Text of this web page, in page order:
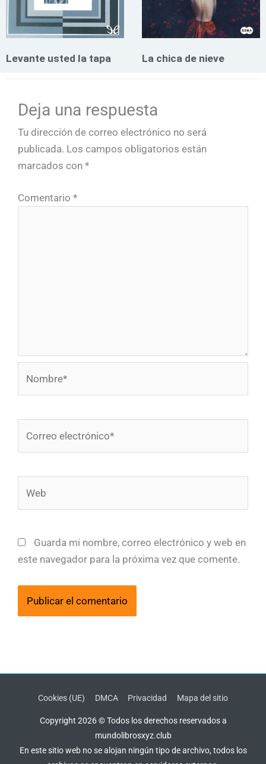
Levante usted la tapa La chica de nieve
Deja una respuesta
Tu dirección de correo electrónico no será
publicada. Los campos obligatorios están
marcados con *
Comentario *
electrónico*
Guarda mi nombre, correo electrónico y web en
este navegador para la próxima vez que comente.
Cookies (UE) DMCA Privacidad Mapa del sitio
Copyright 2026 © Todos los derechos reservados a
mundolibrosxyz.club
En este sitio web no se alojan ningún tipo de archivo, todos los